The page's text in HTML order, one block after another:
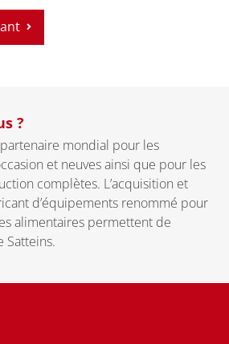
?
mondial pour les
et neuves ainsi que pour les
complètes. L’acquisition et
d’équipements renommé pour
alimentaires permettent de
Satteins.